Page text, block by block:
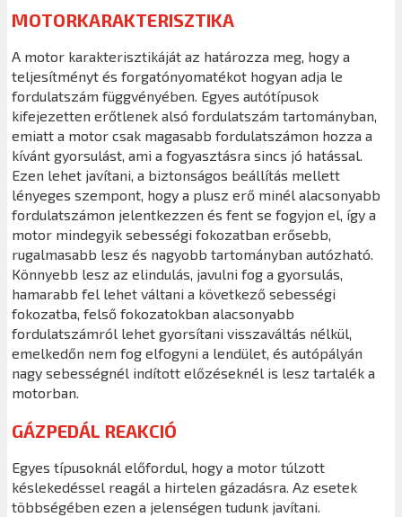
MOTORKARAKTERISZTIKA
A motor karakterisztikáját az határozza meg, hogy a
teljesítményt és forgatónyomatékot hogyan adja le
fordulatszám függvényében. Egyes autótípusok
kifejezetten erőtlenek alsó fordulatszám tartományban,
emiatt a motor csak magasabb fordulatszámon hozza a
kívánt gyorsulást, ami a fogyasztásra sincs jó hatással.
Ezen lehet javítani, a biztonságos beállítás mellett
lényeges szempont, hogy a plusz erő minél alacsonyabb
fordulatszámon jelentkezzen és fent se fogyjon el, így a
motor mindegyik sebességi fokozatban erősebb,
rugalmasabb lesz és nagyobb tartományban autózható.
Könnyebb lesz az elindulás, javulni fog a gyorsulás,
hamarabb fel lehet váltani a következő sebességi
fokozatba, felső fokozatokban alacsonyabb
fordulatszámról lehet gyorsítani visszaváltás nélkül,
emelkedőn nem fog elfogyni a lendület, és autópályán
nagy sebességnél indított előzéseknél is lesz tartalék a
motorban.
GÁZPEDÁL REAKCIÓ
Egyes típusoknál előfordul, hogy a motor túlzott
késlekedéssel reagál a hirtelen gázadásra. Az esetek
többségében ezen a jelenségen tudunk javítani.